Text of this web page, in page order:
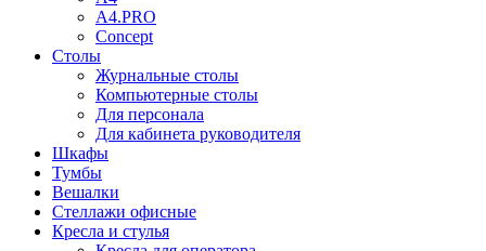
A4.PRO
Concept
Столы
Журнальные столы
Компьютерные столы
Для персонала
Для кабинета руководителя
Шкафы
Тумбы
Вешалки
Стеллажи офисные
Кресла и стулья